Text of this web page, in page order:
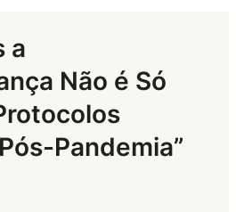
a
Não é Só
Pandemia”